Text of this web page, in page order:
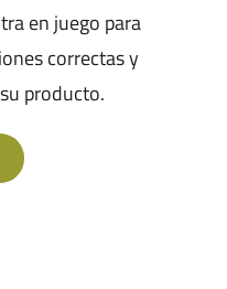
en juego para
correctas y
producto.